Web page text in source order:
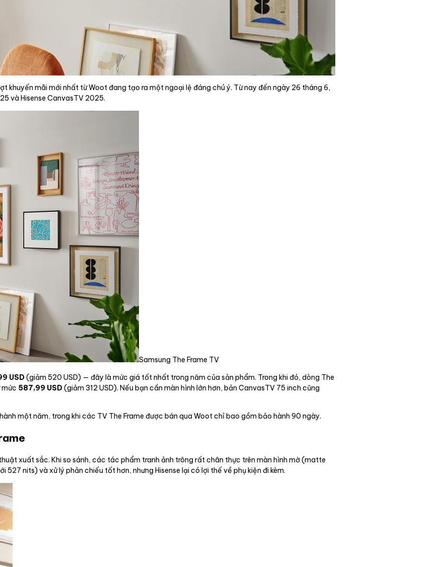
khuyến mãi mới nhất từ Woot đang tạo ra một ngoại lệ đáng chú ý. Từ nay đến ngày 26 tháng 6,
và Hisense CanvasTV 2025.
Samsung The Frame TV
USD (giảm 520 USD) — đây là mức giá tốt nhất trong năm của sản phẩm. Trong khi đó, dòng The
mức 587,99 USD (giảm 312 USD). Nếu bạn cần màn hình lớn hơn, bản CanvasTV 75 inch cũng
một năm, trong khi các TV The Frame được bán qua Woot chỉ bao gồm bảo hành 90 ngày.
xuất sắc. Khi so sánh, các tác phẩm tranh ảnh trông rất chân thực trên màn hình mờ (matte
nits) và xử lý phản chiếu tốt hơn, nhưng Hisense lại có lợi thế về phụ kiện đi kèm.